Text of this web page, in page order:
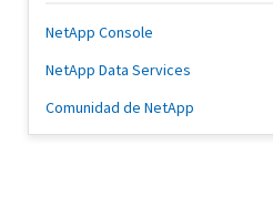
NetApp Console
NetApp Data Services
Comunidad de NetApp